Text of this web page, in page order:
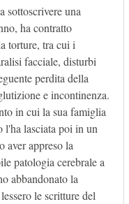
sottoscrivere una
ha contratto
torture, tra cui i
facciale, disturbi
perdita della
e incontinenza.
in cui la sua famiglia
l'ha lasciata poi in un
aver appreso la
patologia cerebrale a
abbandonato la
le scritture del